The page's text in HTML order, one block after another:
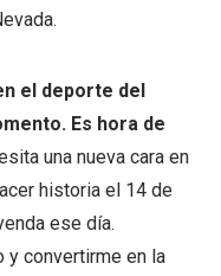
el deporte del
Es hora de
una nueva cara en
historia el 14 de
ese día.
y convertirme en la